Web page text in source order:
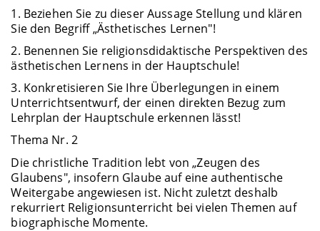
1. Beziehen Sie zu dieser Aussage Stellung und klären
Sie den Begriff „Ästhetisches Lernen"!
2. Benennen Sie religionsdidaktische Perspektiven des
ästhetischen Lernens in der Hauptschule!
3. Konkretisieren Sie Ihre Überlegungen in einem
Unterrichtsentwurf, der einen direkten Bezug zum
Lehrplan der Hauptschule erkennen lässt!
Thema Nr. 2
Die christliche Tradition lebt von „Zeugen des
Glaubens", insofern Glaube auf eine authentische
Weitergabe angewiesen ist. Nicht zuletzt deshalb
rekurriert Religionsunterricht bei vielen Themen auf
biographische Momente.